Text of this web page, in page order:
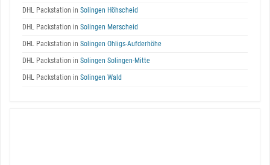
DHL Packstation in Solingen Höhscheid
DHL Packstation in Solingen Merscheid
DHL Packstation in Solingen Ohligs-Aufderhöhe
DHL Packstation in Solingen Solingen-Mitte
DHL Packstation in Solingen Wald